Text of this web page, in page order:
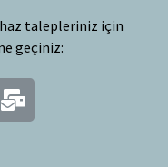
talepleriniz için
geçiniz: